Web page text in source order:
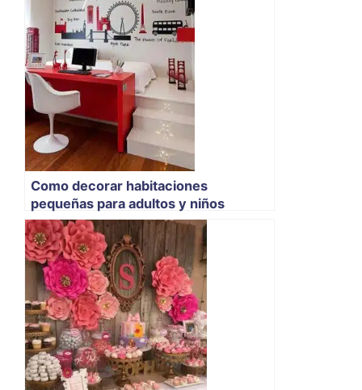
Como decorar habitaciones
pequeñas para adultos y niños